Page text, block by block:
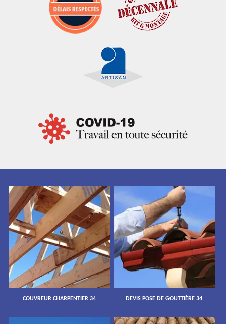
COUVREUR CHARPENTIER 34 DEVIS POSE DE GOUTTIÈRE 34